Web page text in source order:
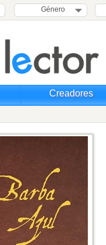
Género
Creadores